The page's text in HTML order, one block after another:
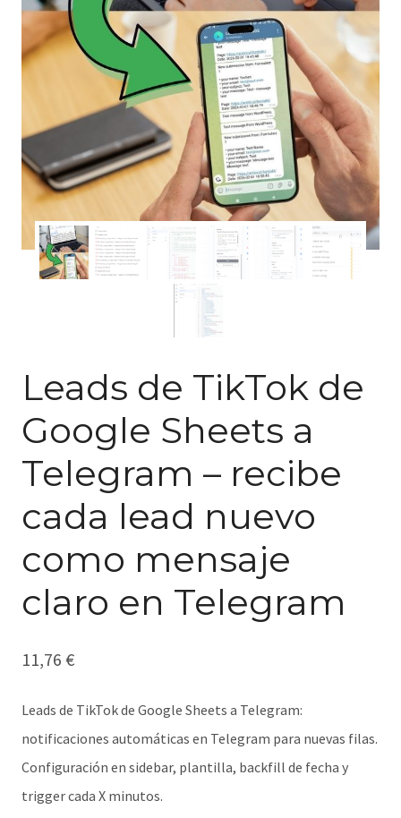
Leads de TikTok de
Google Sheets a
Telegram – recibe
cada lead nuevo
como mensaje
claro en Telegram
11,76 €
Leads de TikTok de Google Sheets a Telegram:
notificaciones automáticas en Telegram para nuevas filas.
Configuración en sidebar, plantilla, backfill de fecha y
trigger cada X minutos.